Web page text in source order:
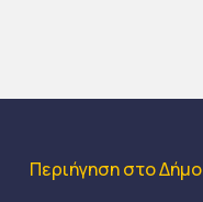
Περιήγηση στο Δήμο